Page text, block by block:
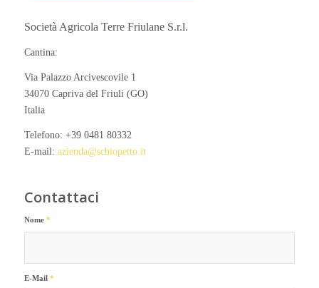
Società Agricola Terre Friulane S.r.l.
Cantina:
Via Palazzo Arcivescovile 1
34070 Capriva del Friuli (GO)
Italia
Telefono: +39 0481 80332
E-mail: azienda@schiopetto.it
Contattaci
Nome *
E-Mail *